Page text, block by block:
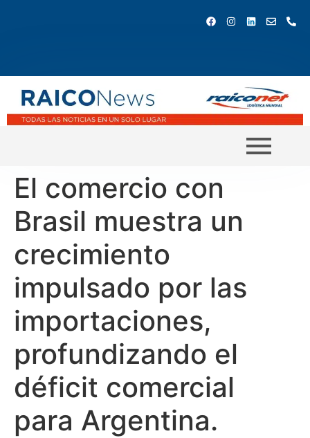
El comercio con
Brasil muestra un
crecimiento
impulsado por las
importaciones,
profundizando el
déficit comercial
para Argentina.